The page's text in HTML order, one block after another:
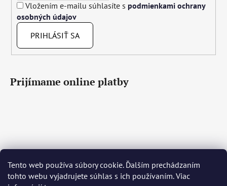
Tento web používa súbory cookie. Ďalším prechádzaním
tohto webu vyjadrujete súhlas s ich používaním. Viac
Vložením e-mailu súhlasíte s podmienkami ochrany
osobných údajov
PRIHLÁSIŤ SA
Prijímame online platby
Čeština Slovenčina English Deutsch Magyar
Język polski Română Italiano Español Français